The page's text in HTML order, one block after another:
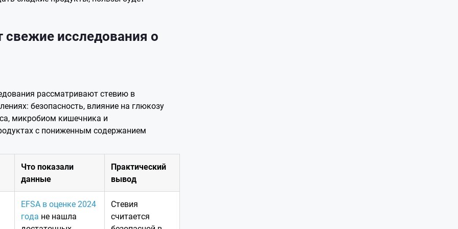
свежие исследования о
рассматривают стевию в
безопасность, влияние на глюкозу
микробиом кишечника и
с пониженным содержанием
Что показали
данные
Практический
вывод
EFSA в оценке 2024
года не нашла
Стевия
считается